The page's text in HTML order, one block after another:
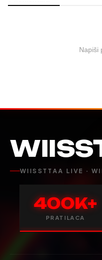
Napiši
WIISSTTAA LIVE ·
400K+
PRATILACA